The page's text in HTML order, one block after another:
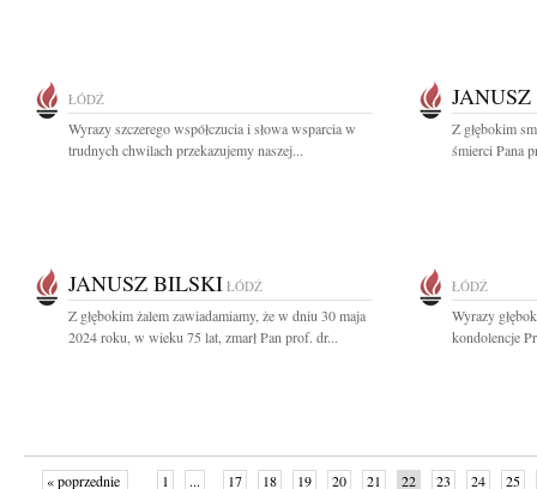
ŁÓDŹ
Wyrazy szczerego współczucia i słowa wsparcia w
trudnych chwilach przekazujemy naszej...
Z głębokim
śmierci Pana
JANUSZ BILSKI ŁÓDŹ
Z głębokim żalem zawiadamiamy, że w dniu 30 maja
2024 roku, w wieku 75 lat, zmarł Pan prof. dr...
ŁÓDŹ
Wyrazy
kondolencje
« poprzednie 1 ... 17 18 19 20 21 22 23 24 25